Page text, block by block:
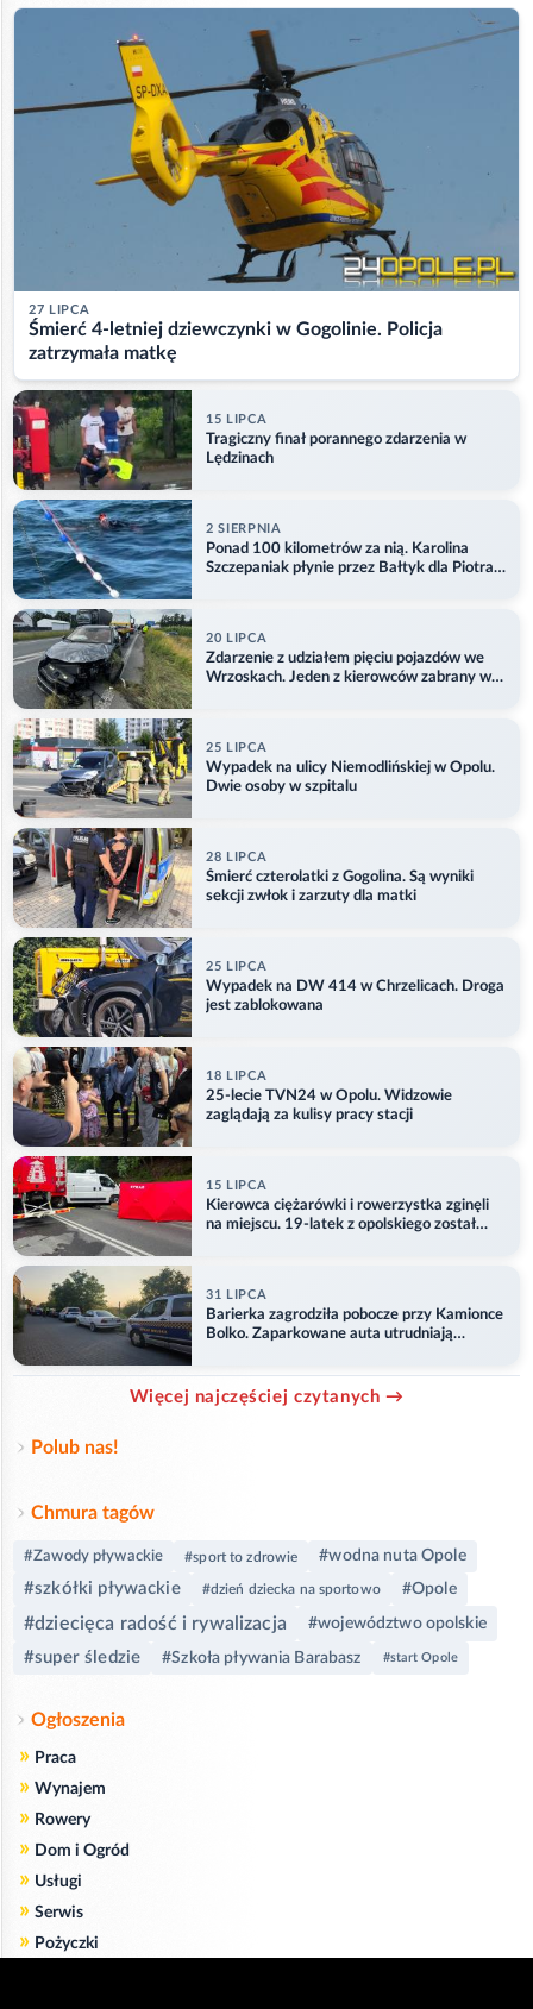
27 LIPCA
Śmierć 4-letniej dziewczynki w Gogolinie. Policja
zatrzymała matkę
15 LIPCA
Tragiczny finał porannego zdarzenia w
Lędzinach
2 SIERPNIA
Ponad 100 kilometrów za nią. Karolina
Szczepaniak płynie przez Bałtyk dla Piotra.
20 LIPCA
Zdarzenie z udziałem pięciu pojazdów we
Wrzoskach. Jeden z kierowców zabrany w
25 LIPCA
Wypadek na ulicy Niemodlińskiej w Opolu.
Dwie osoby w szpitalu
28 LIPCA
Śmierć czterolatki z Gogolina. Są wyniki
sekcji zwłok i zarzuty dla matki
25 LIPCA
Wypadek na DW 414 w Chrzelicach. Droga
jest zablokowana
18 LIPCA
25-lecie TVN24 w Opolu. Widzowie
zaglądają za kulisy pracy stacji
15 LIPCA
Kierowca ciężarówki i rowerzystka zginęli
na miejscu. 19-latek z opolskiego został
31 LIPCA
Barierka zagrodziła pobocze przy Kamionce
Bolko. Zaparkowane auta utrudniają
Więcej najczęściej czytanych →
Polub nas!
Chmura tagów
#Zawody pływackie #sport to zdrowie #wodna nuta Opole
#szkółki pływackie #dzień dziecka na sportowo #Opole
#dziecięca radość i rywalizacja #województwo opolskie
#super śledzie #Szkoła pływania Barabasz #start Opole
Ogłoszenia
» Praca
» Wynajem
» Rowery
» Dom i Ogród
» Usługi
» Serwis
» Pożyczki